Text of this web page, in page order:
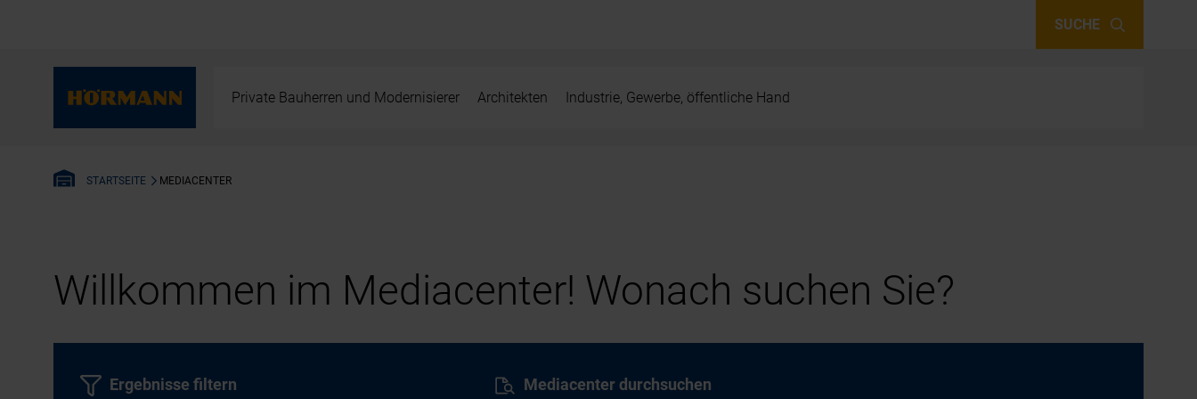
SUCHE
Private Bauherren und Modernisierer Architekten Industrie, Gewerbe, öffentliche Hand
STARTSEITE MEDIACENTER
Willkommen im Mediacenter! Wonach suchen Sie?
Mediacenter durchsuchen
Ergebnisse filtern